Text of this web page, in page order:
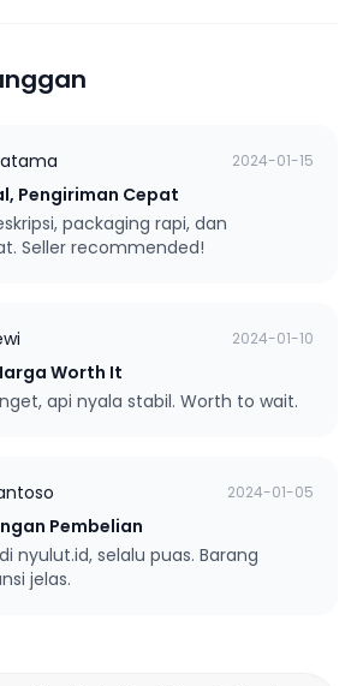
2024-01-15
Pengiriman Cepat
packaging rapi, dan
Seller recommended!
2024-01-10
Worth It
api nyala stabil. Worth to wait.
2024-01-05
Pembelian
nyulut.id, selalu puas. Barang
jelas.